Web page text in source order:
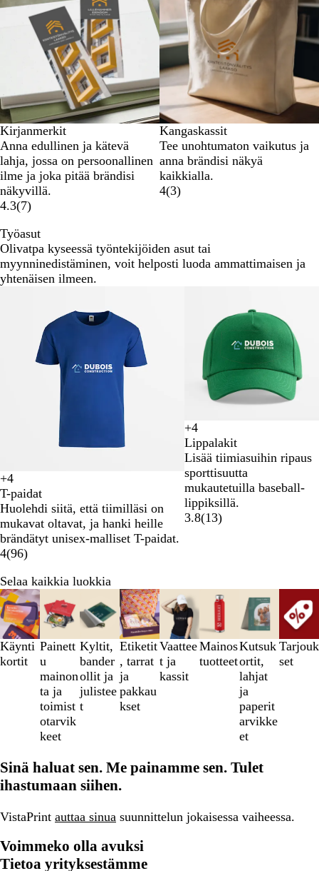
Kirjanmerkit
Anna edullinen ja kätevä
lahja, jossa on persoonallinen
ilme ja joka pitää brändisi
näkyvillä.
4.3(7)
Kangaskassit
Tee unohtumaton vaikutus ja
anna brändisi näkyä
kaikkialla.
4(3)
Työasut
Olivatpa kyseessä työntekijöiden asut tai
myynninedistäminen, voit helposti luoda ammattimaisen ja
yhtenäisen ilmeen.
M
u
s
t
a
V
a
l
k
o
i
n
e
n
O
r
a
n
s
s
i
K
u
n
i
n
k
a
a
l
l
i
n
e
e
n
+4
T-paidat
Huolehdi siitä, että tiimilläsi on
mukavat oltavat, ja hanki heille
brändätyt unisex-malliset T-paidat.
4(96)
M
e
t
s
ä
n
v
ä
K
u
n
i
n
k
a
n
e
n
s
n
T
u
m
m
a
n
h
a
V
a
l
k
o
i
n
+4
Lippalakit
Lisää tiimiasuihin ripaus
sporttisuutta
mukautetuilla baseball-
lippiksillä.
3.8(13)
Selaa kaikkia luokkia
Käynti
kortit
Painett
u
mainon
ta ja
toimist
otarvik
keet
Kyltit,
bander
ollit ja
julistee
t
Etiketit
, tarrat
ja
pakkau
kset
Vaattee
t ja
kassit
Mainos
tuotteet
Kutsuk
ortit,
lahjat
ja
paperit
arvikke
et
Tarjouk
set
Diat
1
–
3
/
8
Sinä haluat sen. Me painamme sen. Tulet
ihastumaan siihen.
VistaPrint auttaa sinua suunnittelun jokaisessa vaiheessa.
Voimmeko olla avuksi
Tietoa yrityksestämme